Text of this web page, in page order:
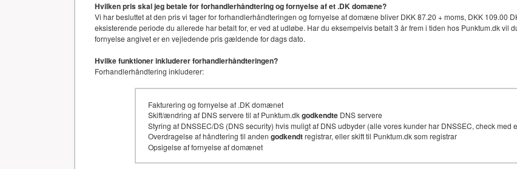
Hvilken pris skal jeg betale for forhandlerhåndtering og fornyelse af et .DK domæne?
Vi har besluttet at den pris vi tager for forhandlerhåndteringen og fornyelse af domæne bliver DKK 87.20 + moms, DKK 109.00
eksisterende periode du allerede har betalt for, er ved at udløbe. Har du eksempelvis betalt 3 år frem i tiden hos Punktum.dk vil
fornyelse angivet er en vejledende pris gældende for dags dato.
Hvilke funktioner inkluderer forhandlerhåndteringen?
Forhandlerhåndtering inkluderer:
Fakturering og fornyelse af .DK domænet
Skift/ændring af DNS servere til af Punktum.dkgodkendte DNS servere
Styring af DNSSEC/DS (DNS security) hvis muligt af DNS udbyder (alle vores kunder har DNSSEC, check med
Overdragelse af håndtering til anden godkendtregistrar, eller skift til Punktum.dk som registrar
Opsigelse af fornyelse af domænet